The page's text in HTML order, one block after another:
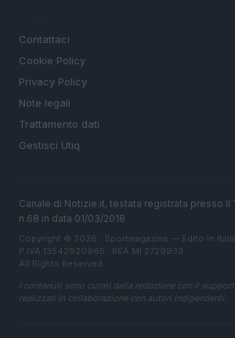
Contattaci
Cookie Policy
Privacy Policy
Note legali
Trattamento dati
Gestisci Utiq
Canale di Notizie.it, testata registrata presso il
n.68 in data 01/03/2018
Copyright © 2026 · Sportmagazine — Edito in
P.IVA 13542920965 · REA MI 2729933
All Rights Reserved
I contenuti sono curati dalla redazione con il
realizzati in collaborazione con autori indipendenti.